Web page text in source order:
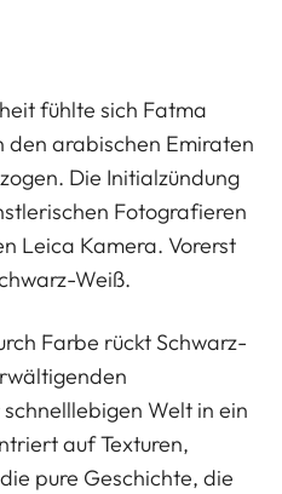
fühlte sich Fatma
den arabischen Emiraten
Die Initialzündung
Fotografieren
Leica Kamera. Vorerst
Weiß.
Farbe rückt Schwarz-
Welt in ein
auf Texturen,
pure Geschichte, die